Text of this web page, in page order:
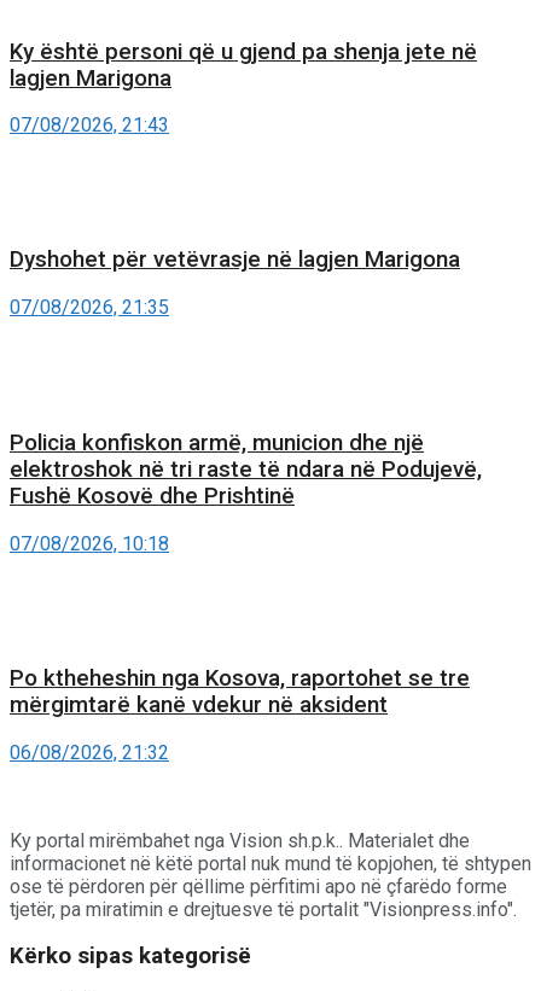
Ky është personi që u gjend pa shenja jete në
lagjen Marigona
07/08/2026, 21:43
Dyshohet për vetëvrasje në lagjen Marigona
07/08/2026, 21:35
Policia konfiskon armë, municion dhe një
elektroshok në tri raste të ndara në Podujevë,
Fushë Kosovë dhe Prishtinë
07/08/2026, 10:18
Po ktheheshin nga Kosova, raportohet se tre
mërgimtarë kanë vdekur në aksident
06/08/2026, 21:32
Ky portal mirëmbahet nga Vision sh.p.k.. Materialet dhe
informacionet në këtë portal nuk mund të kopjohen, të shtypen
ose të përdoren për qëllime përfitimi apo në çfarëdo forme
tjetër, pa miratimin e drejtuesve të portalit "Visionpress.info".
Kërko sipas kategorisë